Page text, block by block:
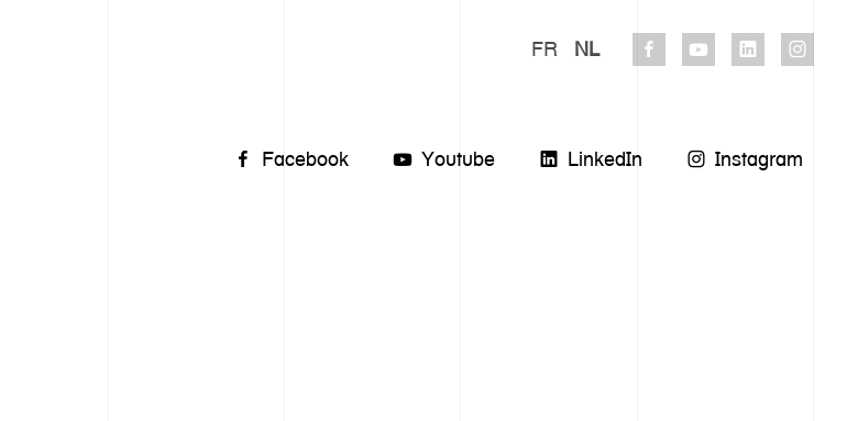
FR NL
Facebook Youtube LinkedIn Instagram